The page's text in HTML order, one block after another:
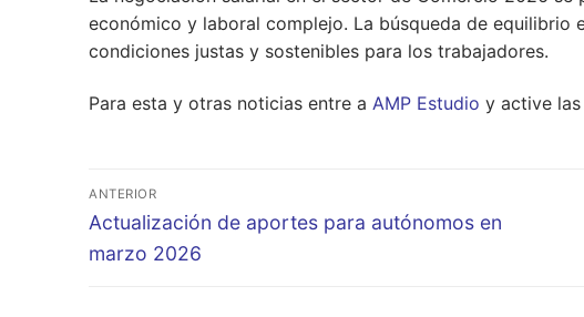
económico y laboral complejo. La búsqueda de equilibrio
condiciones justas y sostenibles para los trabajadores.
Para esta y otras noticias entre a AMP Estudio y active
Navegación
de
entradas
ANTERIOR
Entrada
anterior:
Actualización de aportes para autónomos en
marzo 2026